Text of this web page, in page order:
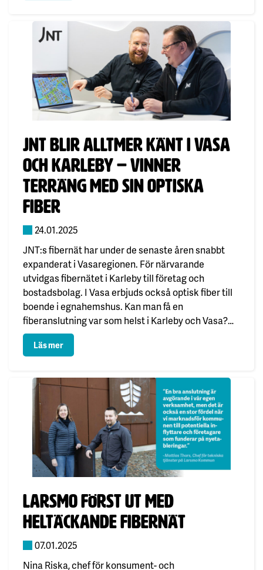
JNT blir alltmer känt i Vasa
och Karleby – vinner
terräng med sin optiska
fiber
Publicerad:
24.01.2025
JNT:s fibernät har under de senaste åren snabbt
expanderat i Vasaregionen. För närvarande
utvidgas fibernätet i Karleby till företag och
bostadsbolag. I Vasa erbjuds också optisk fiber till
boende i egnahemshus. Kan man få en
fiberanslutning var som helst i Karleby och Vasa?
Om du funderar på fiber till ett visst objekt så
besvaras frågan…
Läs mer: JNT blir alltmer känt i Vasa och Karleby – vinner
Larsmo först ut med
heltäckande fibernät
Publicerad:
07.01.2025
Nina Riska, chef för konsument- och